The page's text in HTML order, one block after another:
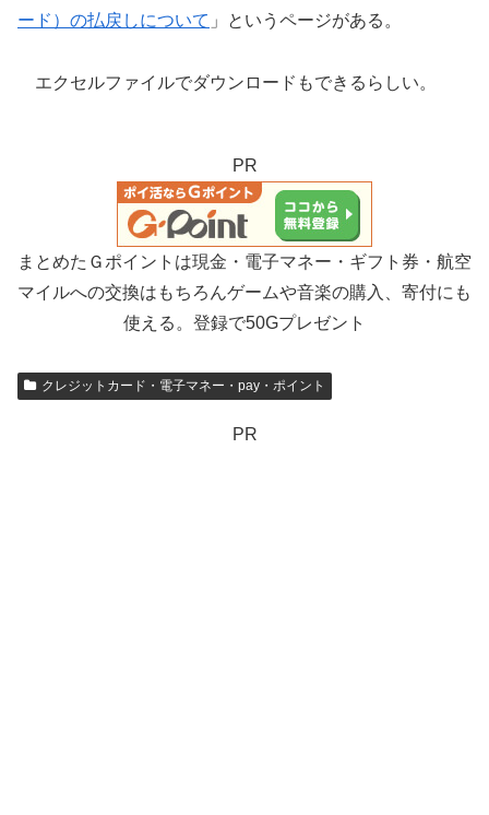
ード）の払戻しについて 」というページがある。
エクセルファイルでダウンロードもできるらしい。
PR
まとめたＧポイントは現金・電子マネー・ギフト券・航空
マイルへの交換はもちろんゲームや音楽の購入、寄付にも
使える。登録で50Gプレゼント
クレジットカード・電子マネー・pay・ポイント
PR